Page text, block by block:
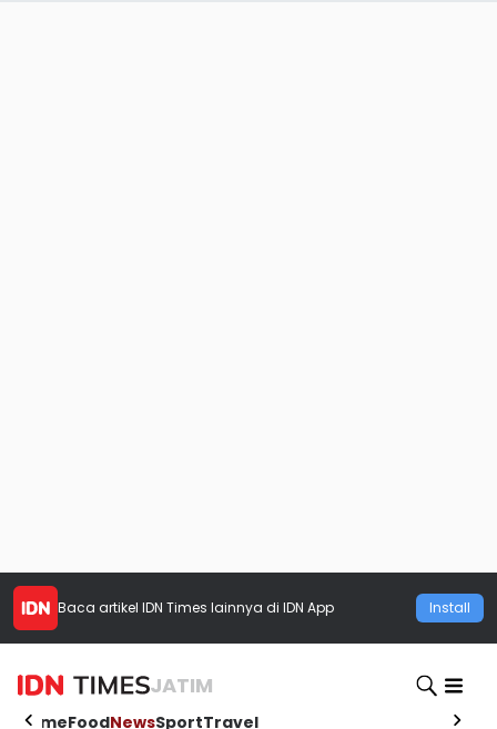
Baca artikel IDN Times lainnya di IDN App Install
JATIM
HomeFoodNewsSportTravel